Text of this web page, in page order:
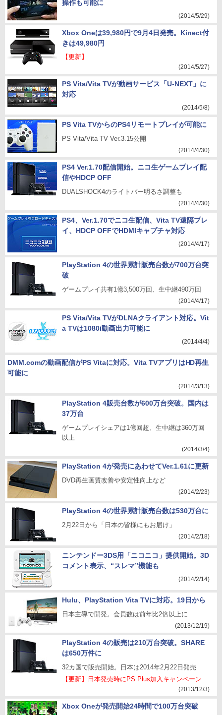
操作も可能に
(2014/5/29)
Xbox Oneは39,980円で9月4日発売。Kinect付
きは49,980円
【更新】
(2014/5/27)
PS Vita/Vita TVが動画サービス「U-NEXT」に
対応
(2014/5/8)
PS Vita TVからのPS4リモートプレイが可能に
PS Vita/Vita TV Ver.3.15公開
(2014/4/30)
PS4 Ver.1.70配信開始。ニコ生ゲームプレイ配
信やHDCP OFF
DUALSHOCK4のライトバー明るさ調整も
(2014/4/30)
PS4、Ver.1.70でニコ生配信、Vita TV遠隔プレ
イ、HDCP OFFでHDMIキャプチャ対応
(2014/4/17)
PlayStation 4の世界累計販売台数が700万台突
破
ゲームプレイ共有1億3,500万回、生中継490万回
(2014/4/17)
PS Vita/Vita TVがDLNAクライアント対応。Vit
a TVは1080i動画出力可能に
(2014/4/4)
DMM.comの動画配信がPS Vitaに対応。Vita TVアプリはHD再生
可能に
(2014/3/13)
PlayStation 4販売台数が600万台突破。国内は
37万台
ゲームプレイシェアは1億回超、生中継は360万回
以上
(2014/3/4)
PlayStation 4が発売にあわせてVer.1.61に更新
DVD再生画質改善や安定性向上など
(2014/2/23)
PlayStation 4の世界累計販売台数は530万台に
2月22日から「日本の皆様にもお届け」
(2014/2/18)
ニンテンドー3DS用「ニコニコ」提供開始。3D
コメント表示、“スレマ”機能も
(2014/2/14)
Hulu、PlayStation Vita TVに対応。19日から
日本主導で開発。会員数は前年比2倍以上に
(2013/12/19)
PlayStation 4の販売は210万台突破。SHARE
は650万件に
32カ国で販売開始。日本は2014年2月22日発売
【更新】日本発売時にPS Plus加入キャンペーン
(2013/12/3)
Xbox Oneが発売開始24時間で100万台突破